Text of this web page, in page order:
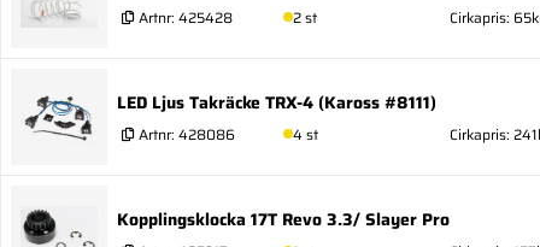
Artnr: 425428 2 st Cirkapris:
LED Ljus Takräcke TRX-4 (Kaross #8111)
Artnr: 428086 4 st Cirkapris:
Kopplingsklocka 17T Revo 3.3/ Slayer Pro